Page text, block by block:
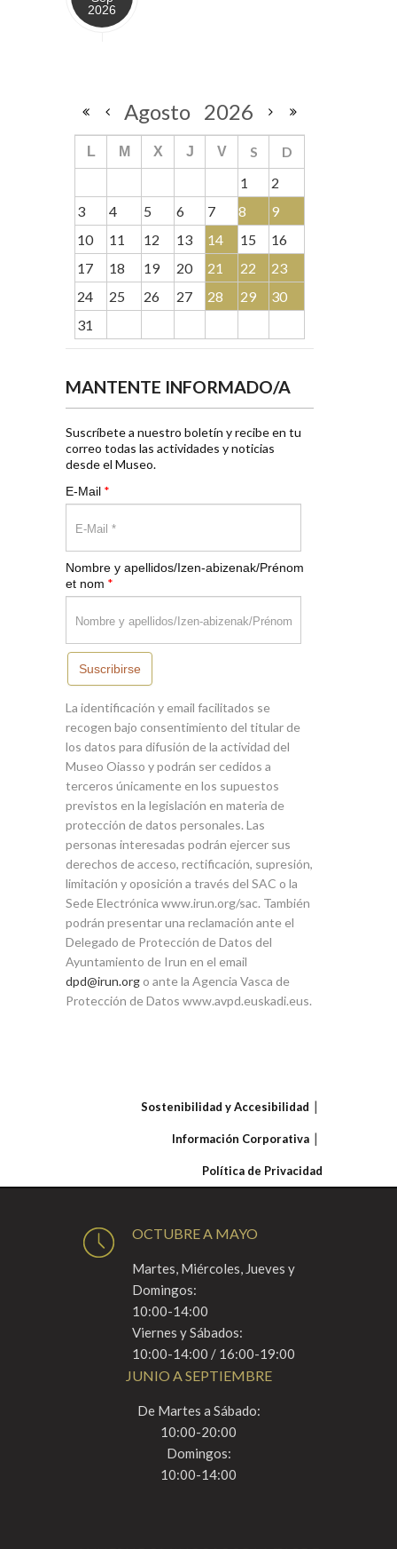
2026
Agosto 2026
L M X J V S
D
1
2
3
4 5 6 7 8
9
10
11 12 13 14 15
16
17
18 19 20 21 22
23
24
25 26 27 28 29
30
31
MANTENTE INFORMADO/A
Suscríbete a nuestro boletín y recibe en tu
correo todas las actividades y noticias
desde el Museo.
E-Mail *
Nombre y apellidos/Izen-abizenak/Prénom
et nom *
Suscribirse
La identificación y email facilitados se
recogen bajo consentimiento del titular de
los datos para difusión de la actividad del
Museo Oiasso y podrán ser cedidos a
terceros únicamente en los supuestos
previstos en la legislación en materia de
protección de datos personales. Las
personas interesadas podrán ejercer sus
derechos de acceso, rectificación, supresión,
limitación y oposición a través del SAC o la
Sede Electrónica www.irun.org/sac. También
podrán presentar una reclamación ante el
Delegado de Protección de Datos del
Ayuntamiento de Irun en el email
dpd@irun.org o ante la Agencia Vasca de
Protección de Datos www.avpd.euskadi.eus.
Sostenibilidad y Accesibilidad
Información Corporativa
Política de Privacidad
OCTUBRE A MAYO
Martes, Miércoles, Jueves y
Domingos:
10:00-14:00
Viernes y Sábados:
10:00-14:00 / 16:00-19:00
JUNIO A SEPTIEMBRE
De Martes a Sábado:
10:00-20:00
Domingos:
10:00-14:00